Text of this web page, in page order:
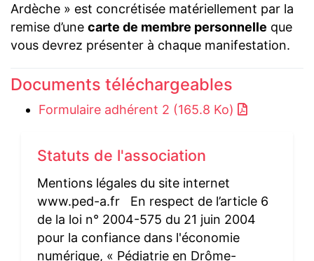
Ardèche » est concrétisée matériellement par la
remise d’une carte de membre personnelle que
vous devrez présenter à chaque manifestation.
Documents téléchargeables
Formulaire adhérent 2 (165.8 Ko)
Statuts de l'association
Mentions légales du site internet
www.ped-a.fr En respect de l’article 6
de la loi n° 2004-575 du 21 juin 2004
pour la confiance dans l'économie
numérique, « Pédiatrie en Drôme-